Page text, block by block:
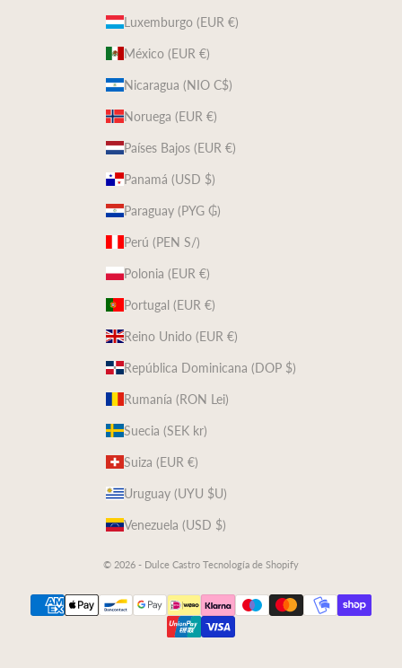
Luxemburgo (EUR €)
México (EUR €)
Nicaragua (NIO C$)
Noruega (EUR €)
Países Bajos (EUR €)
Panamá (USD $)
Paraguay (PYG ₲)
Perú (PEN S/)
Polonia (EUR €)
Portugal (EUR €)
Reino Unido (EUR €)
República Dominicana (DOP $)
Rumanía (RON Lei)
Suecia (SEK kr)
Suiza (EUR €)
Uruguay (UYU $U)
Venezuela (USD $)
© 2026 - Dulce Castro Tecnología de Shopify